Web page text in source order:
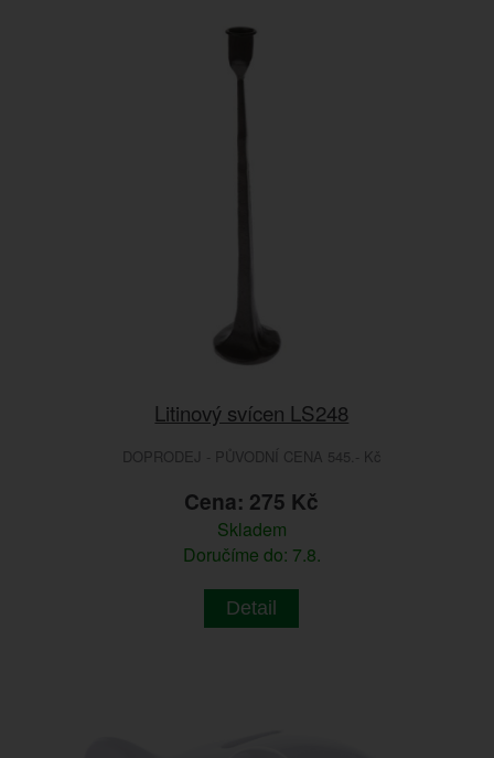
Litinový svícen LS248
DOPRODEJ - PŮVODNÍ CENA 545.- Kč
Cena: 275 Kč
Skladem
Doručíme do: 7.8.
Detail